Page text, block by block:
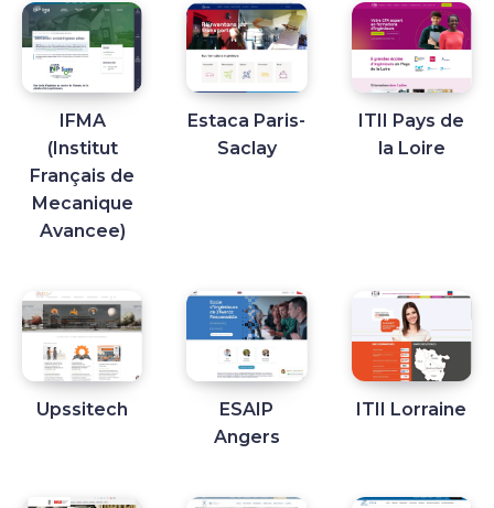
IFMA
(Institut
Français de
Mecanique
Avancee)
Estaca Paris-
Saclay
ITII Pays de
la Loire
Upssitech
ESAIP
Angers
ITII Lorraine